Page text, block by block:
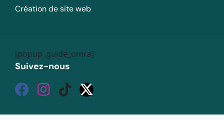
Création de site web
[popup_guide_omra]
Suivez-nous